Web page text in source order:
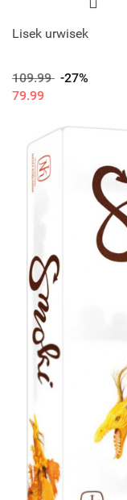
Lisek urwisek
109.99 -27%
79.99